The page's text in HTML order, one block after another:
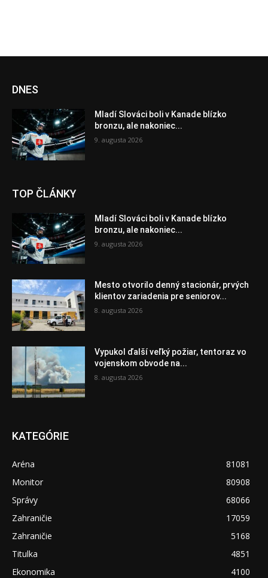
DNES
Mladí Slováci boli v Kanade blízko
bronzu, ale nakoniec...
9. augusta 2026
TOP ČLÁNKY
Mladí Slováci boli v Kanade blízko
bronzu, ale nakoniec...
9. augusta 2026
Mesto otvorilo denný stacionár, prvých
klientov zariadenia pre seniorov...
8. augusta 2026
Vypukol ďalší veľký požiar, tentoraz vo
vojenskom obvode na...
8. augusta 2026
KATEGÓRIE
Aréna
81081
Monitor
80908
Správy
68066
Zahraničie
17059
Zahraničie
5168
Titulka
4851
Ekonomika
4100